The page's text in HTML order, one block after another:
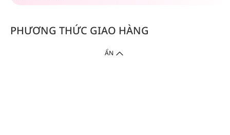
PHƯƠNG THỨC GIAO HÀNG
ẨN